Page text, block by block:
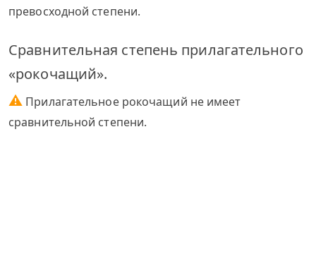
превосходной степени.
Сравнительная степень прилагательного
«рокочащий».
⚠ Прилагательное рокочащий не имеет
сравнительной степени.